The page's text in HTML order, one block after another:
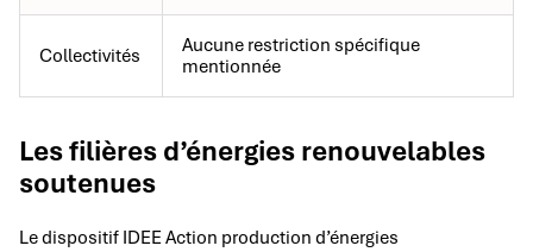
Collectivités
Aucune restriction spécifique
mentionnée
Les filières d’énergies renouvelables
soutenues
Le dispositif IDEE Action production d’énergies